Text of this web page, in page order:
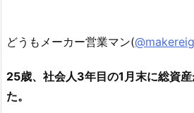
どうもメーカー営業マン(
25歳、社会人3年目の1月末に総資
た。